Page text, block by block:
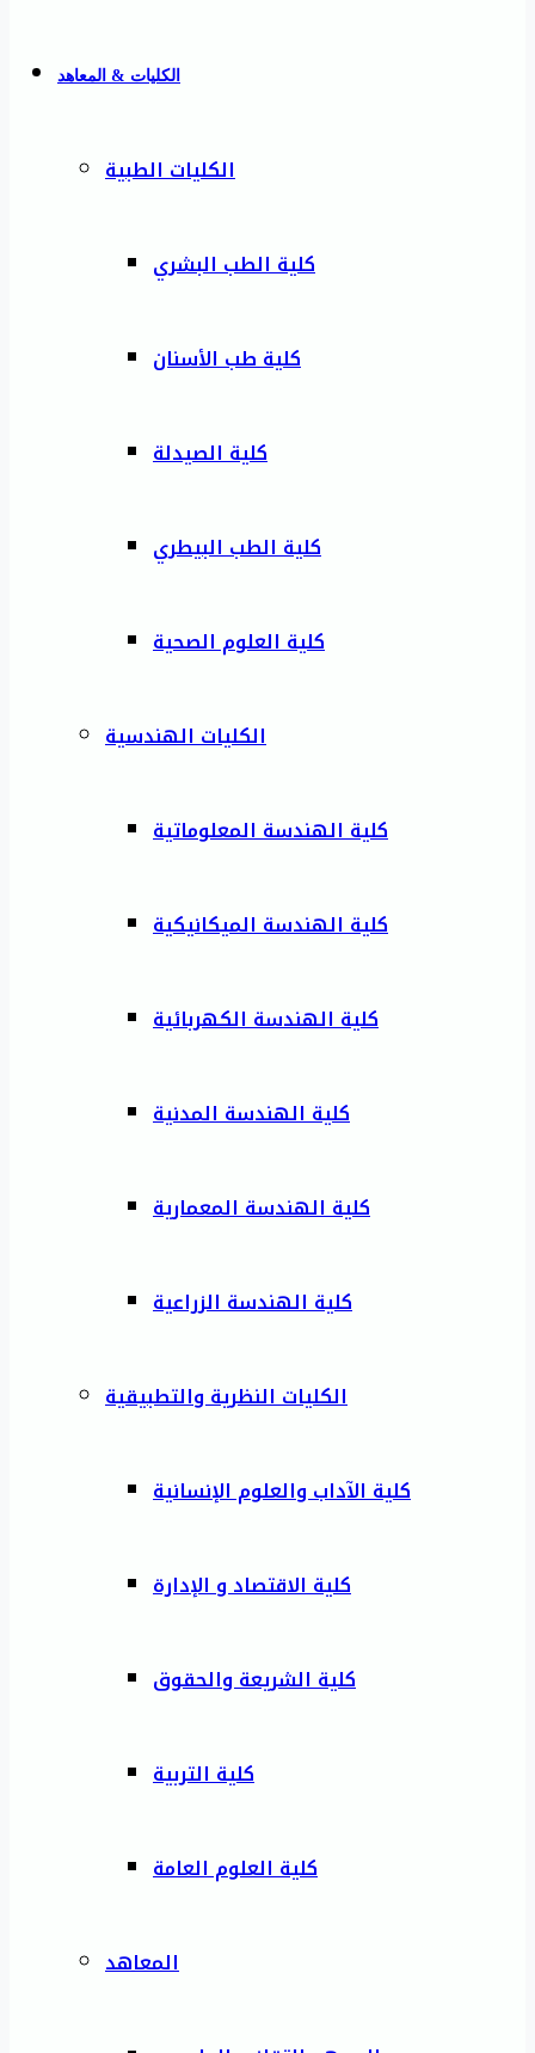
الكليات & المعاهد
الكليات الطبية
كلية الطب البشري
كلية طب الأسنان
كلية الصيدلة
كلية الطب البيطري
كلية العلوم الصحية
الكليات الهندسية
كلية الهندسة المعلوماتية
كلية الهندسة الميكانيكية
كلية الهندسة الكهربائية
كلية الهندسة المدنية
كلية الهندسة المعمارية
كلية الهندسة الزراعية
الكليات النظرية والتطبيقية
كلية الآداب والعلوم الإنسانية
كلية الاقتصاد و الإدارة
كلية الشريعة والحقوق
كلية التربية
كلية العلوم العامة
المعاهد